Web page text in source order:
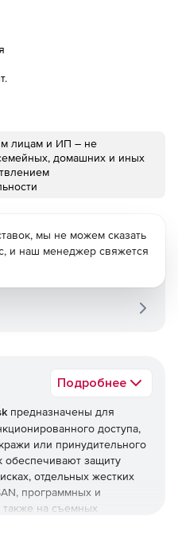
лицам и ИП – не
домашних и иных
Подробнее
предназначены для
доступа,
или принудительного
обеспечивают защиту
отдельных жестких
программных и
также на съемных
мы не можем сказать
и наш менеджер свяжется